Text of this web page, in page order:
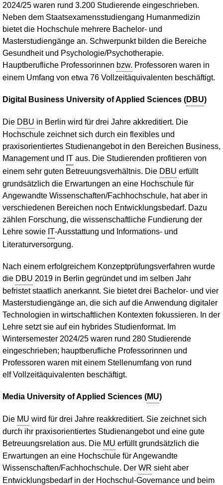
2024/25 waren rund 3.200 Studierende eingeschrieben.
Neben dem Staatsexamensstudiengang Humanmedizin
bietet die Hochschule mehrere Bachelor- und
Masterstudiengänge an. Schwerpunkt bilden die Bereiche
Gesundheit und Psychologie/Psychotherapie.
Hauptberufliche Professorinnen bzw. Professoren waren in
einem Umfang von etwa 76 Vollzeitäquivalenten beschäftigt.
Digital Business University of Applied Sciences (DBU)
Die DBU in Berlin wird für drei Jahre akkreditiert. Die
Hochschule zeichnet sich durch ein flexibles und
praxisorientiertes Studienangebot in den Bereichen Business,
Managementund IT aus. Die Studierenden profitieren von
einem sehr guten Betreuungsverhältnis. Die DBU erfüllt
grundsätzlich die Erwartungen an eine Hochschule für
Angewandte Wissenschaften/Fachhochschule, hat aber in
verschiedenen Bereichen noch Entwicklungsbedarf. Dazu
zählen Forschung, die wissenschaftliche Fundierung der
Lehre sowie IT-Ausstattung und Informations- und
Literaturversorgung.
Nach einem erfolgreichem Konzeptprüfungsverfahren wurde
die DBU 2019 in Berlin gegründet und im selben Jahr
befristet staatlich anerkannt. Sie bietet drei Bachelor- und vier
Masterstudiengänge an, die sich auf die Anwendung digitaler
Technologien in wirtschaftlichen Kontexten fokussieren. In der
Lehre setzt sie auf ein hybrides Studienformat. Im
Wintersemester 2024/25 waren rund 280 Studierende
eingeschrieben; hauptberufliche Professorinnen und
Professoren waren mit einem Stellenumfang von rund
elf Vollzeitäquivalenten beschäftigt.
Media University of Applied Sciences (MU)
Die MU wird für drei Jahre reakkreditiert. Sie zeichnet sich
durch ihr praxisorientiertes Studienangebot und eine gute
Betreuungsrelation aus. Die MU erfüllt grundsätzlich die
Erwartungen an eine Hochschule für Angewandte
Wissenschaften/Fachhochschule. Der WR sieht aber
Entwicklungsbedarf in der Hochschul-Governance und beim